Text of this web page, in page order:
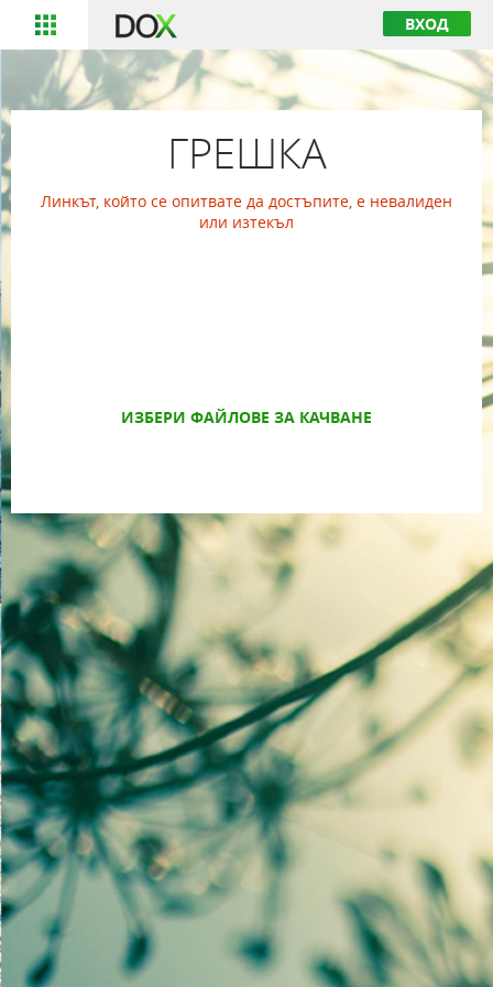
ВХОД
ГРЕШКА
Линкът, който се опитвате да достъпите, е невалиден
или изтекъл
ИЗБЕРИ ФАЙЛОВЕ ЗА КАЧВАНЕ